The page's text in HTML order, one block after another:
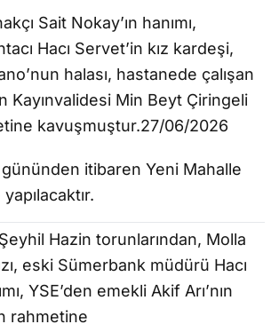
Sait Nokay’ın hanımı,
Hacı Servet’in kız kardeşi,
halası, hastanede çalışan
Kayınvalidesi Min Beyt Çiringeli
kavuşmuştur.27/06/2026
itibaren Yeni Mahalle
Hazin torunlarından, Molla
eski Sümerbank müdürü Hacı
YSE’den emekli Akif Arı’nın
rahmetine